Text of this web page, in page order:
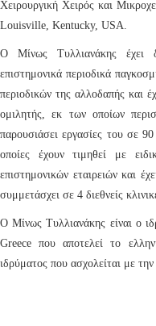
Χειρουργική Χειρός και
Louisville, Kentucky, USA.
Ο Μίνως Τυλλιανάκης έχει
επιστημονικά περιοδικά
περιοδικών της αλλοδαπής και
ομιλητής, εκ των οποίων
παρουσιάσει εργασίες του σε
οποίες έχουν τιμηθεί με
επιστημονικών εταιρειών και
συμμετάσχει σε 4 διεθνείς
Ο Μίνως Τυλλιανάκης είναι ο
Greece που αποτελεί το
ιδρύματος που ασχολείται με